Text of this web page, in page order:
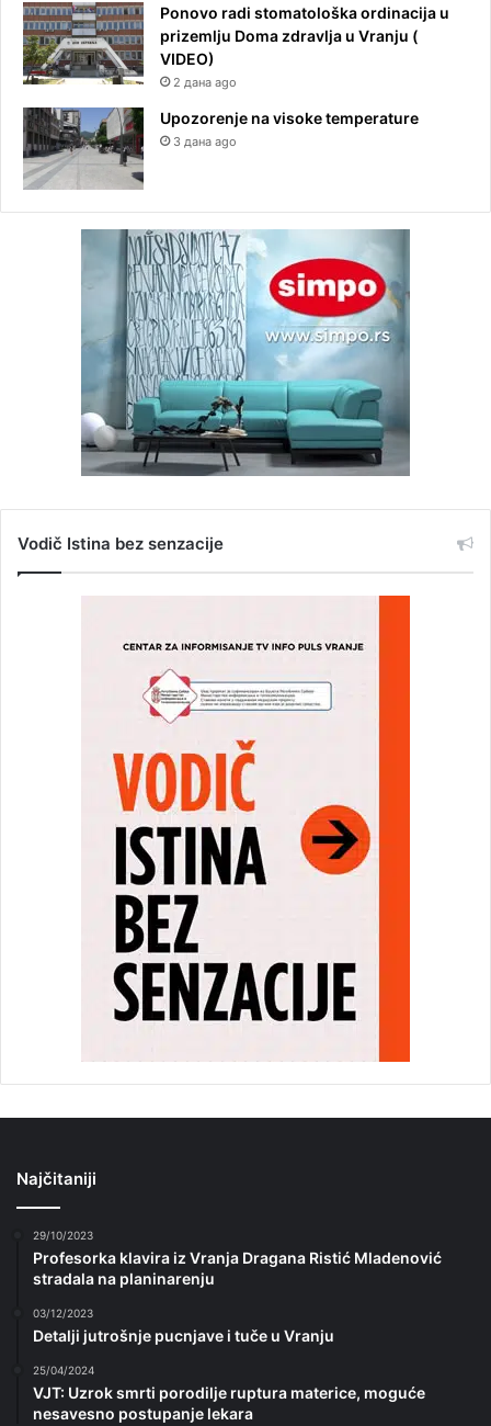
Ponovo radi stomatološka ordinacija u
prizemlju Doma zdravlja u Vranju (
VIDEO)
2 дана ago
Upozorenje na visoke temperature
3 дана ago
Vodič Istina bez senzacije
Najčitaniji
29/10/2023
Profesorka klavira iz Vranja Dragana Ristić Mladenović
stradala na planinarenju
03/12/2023
Detalji jutrošnje pucnjave i tuče u Vranju
25/04/2024
VJT: Uzrok smrti porodilje ruptura materice, moguće
nesavesno postupanje lekara